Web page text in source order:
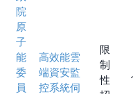
院
原
子
能
委
員
高效能雲
端資安監
控系統伺
限
制
性